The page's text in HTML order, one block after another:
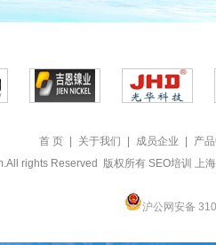
首 页 关于我们 成员企业
产
rights Reserved 版权所有 SEO培训 上
沪公网安备